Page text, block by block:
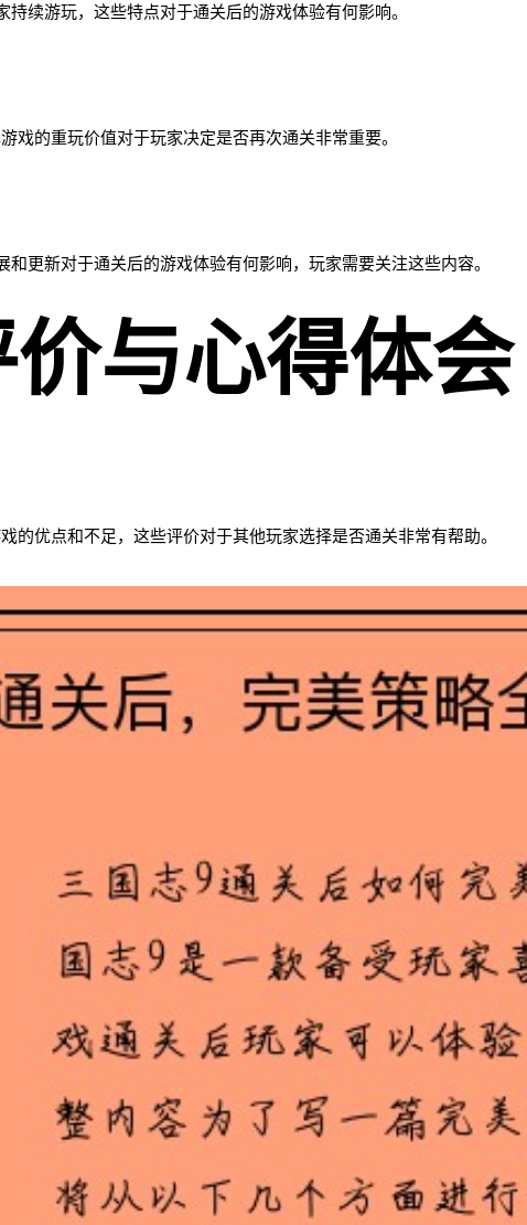
续游玩，这些特点对于通关后的游戏体验有何影响。
戏的重玩价值对于玩家决定是否再次通关非常重要。
更新对于通关后的游戏体验有何影响，玩家需要关注这些内容。
与心得体会
的优点和不足，这些评价对于其他玩家选择是否通关非常有帮助。